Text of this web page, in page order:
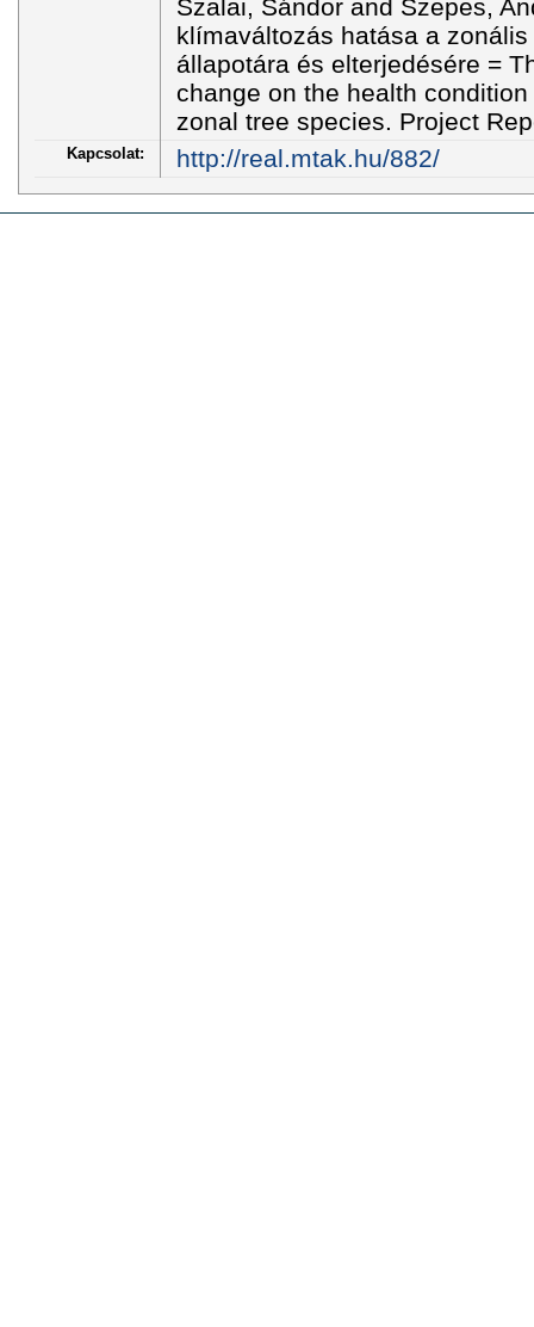
Szalai, Sándor and Szepes,
klímaváltozás hatása a
állapotára és elterjedésére =
change on the health
zonal tree species. Project
Kapcsolat: http://real.mtak.hu/882/